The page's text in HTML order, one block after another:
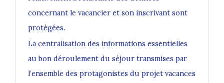
concernant le vacancier et son inscrivant sont
protégées.
La centralisation des informations essentielles
au bon déroulement du séjour transmises par
l’ensemble des protagonistes du projet vacances